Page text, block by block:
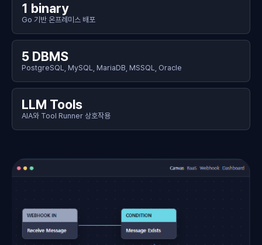
1 binary
Go 기반 온프레미스 배포
5 DBMS
PostgreSQL, MySQL, MariaDB, MSSQL, Oracle
LLM Tools
AIA와 Tool Runner 상호작용